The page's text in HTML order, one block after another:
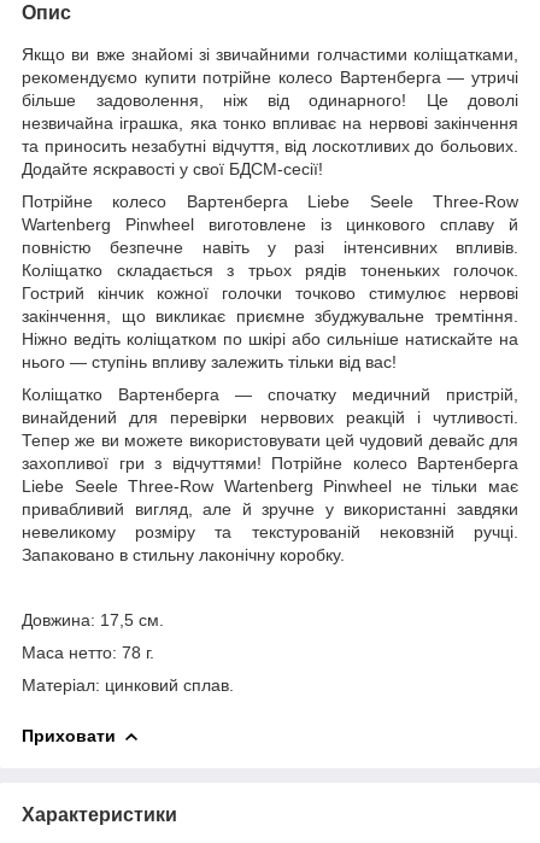
Опис
Якщо ви вже знайомі зі звичайними голчастими коліщатками,
рекомендуємо купити потрійне колесо Вартенберга — утричі
більше задоволення, ніж від одинарного! Це доволі
незвичайна іграшка, яка тонко впливає на нервові закінчення
та приносить незабутні відчуття, від лоскотливих до больових.
Додайте яскравості у свої БДСМ-сесії!
Потрійне колесо Вартенберга Liebe Seele Three-Row
Wartenberg Pinwheel виготовлене із цинкового сплаву й
повністю безпечне навіть у разі інтенсивних впливів.
Коліщатко складається з трьох рядів тоненьких голочок.
Гострий кінчик кожної голочки точково стимулює нервові
закінчення, що викликає приємне збуджувальне тремтіння.
Ніжно ведіть коліщатком по шкірі або сильніше натискайте на
нього — ступінь впливу залежить тільки від вас!
Коліщатко Вартенберга — спочатку медичний пристрій,
винайдений для перевірки нервових реакцій і чутливості.
Тепер же ви можете використовувати цей чудовий девайс для
захопливої гри з відчуттями! Потрійне колесо Вартенберга
Liebe Seele Three-Row Wartenberg Pinwheel не тільки має
привабливий вигляд, але й зручне у використанні завдяки
невеликому розміру та текстурованій нековзній ручці.
Запаковано в стильну лаконічну коробку.
Довжина: 17,5 см.
Маса нетто: 78 г.
Матеріал: цинковий сплав.
Приховати
Характеристики